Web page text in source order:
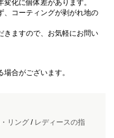
化に個体差があります。
、コーティングが剥がれ地の
きますので、お気軽にお問い
合がございます。
リング/ レディースの指